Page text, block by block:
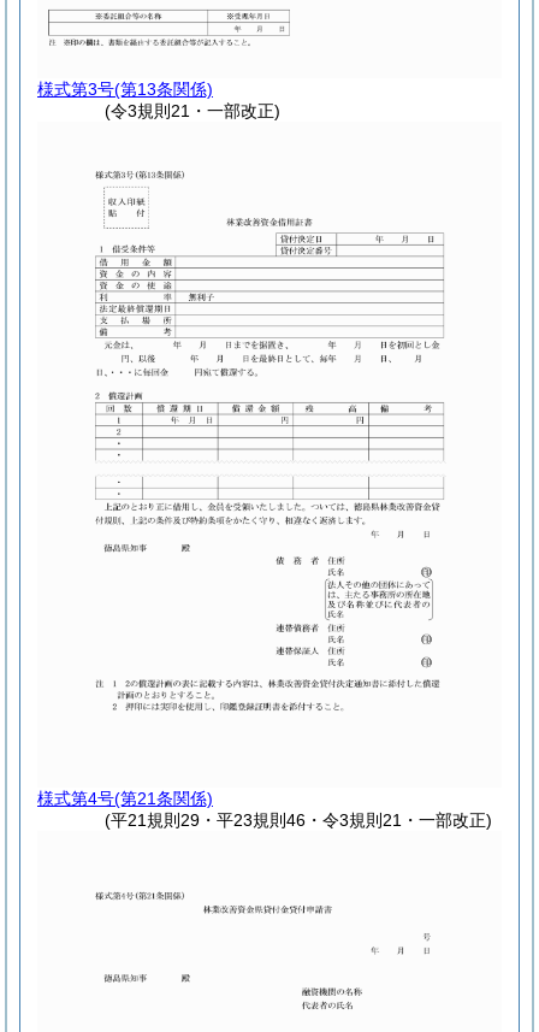
様式第3号(第13条関係)
(令3規則21・一部改正)
様式第4号(第21条関係)
(平21規則29・平23規則46・令3規則21・一部改正)